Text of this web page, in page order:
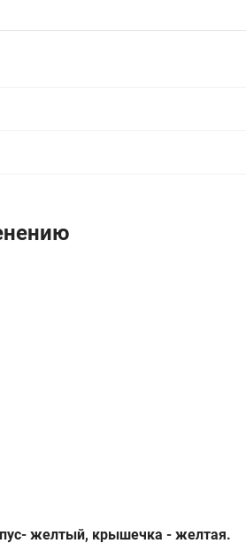
желтый, крышечка - желтая.